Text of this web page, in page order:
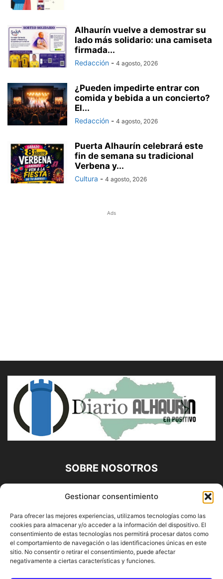
Gestionar consentimiento
Para ofrecer las mejores experiencias, utilizamos tecnologías como las
cookies para almacenar y/o acceder a la información del dispositivo. El
consentimiento de estas tecnologías nos permitirá procesar datos como
el comportamiento de navegación o las identificaciones únicas en este
sitio. No consentir o retirar el consentimiento, puede afectar
negativamente a ciertas características y funciones.
Alhaurín vuelve a demostrar su
lado más solidario: una camiseta
firmada...
Redacción - 4 agosto, 2026
¿Pueden impedirte entrar con
comida y bebida a un concierto?
El...
Redacción - 4 agosto, 2026
Puerta Alhaurín celebrará este
fin de semana su tradicional
Verbena y...
Cultura - 4 agosto, 2026
Ads
SOBRE NOSOTROS
Diario Alhaurín (www.alhaurindelatorre.com) Propiedad de
Francisco E. López López | 639 95 71 95 | Noticias de
Alhaurín de la Torre, Málaga y Provincia|
Contáctanos:info@alhaurindelatorre.com
SÍGUENOS